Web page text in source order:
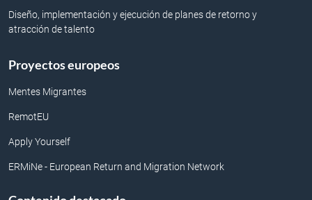
Diseño, implementación y ejecución de planes de retorno y
atracción de talento
Proyectos europeos
Mentes Migrantes
RemotEU
Apply Yourself
ERMiNe - European Return and Migration Network